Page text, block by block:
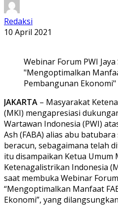
Redaksi
10 April 2021
Webinar Forum PWI Jaya
"Mengoptimalkan
Pembangunan Ekonomi"
JAKARTA – Masyarakat
(MKI) mengapresiasi
Wartawan Indonesia (PWI)
Ash (FABA) alias abu
beracun, sebagaimana telah
itu disampaikan Ketua Umum
Ketenagalistrikan Indonesia
saat membuka Webinar
“Mengoptimalkan Manfaat
Ekonomi”, yang